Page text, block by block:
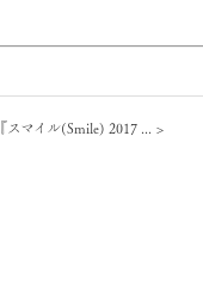
『スマイル(Smile) 2017 ... >